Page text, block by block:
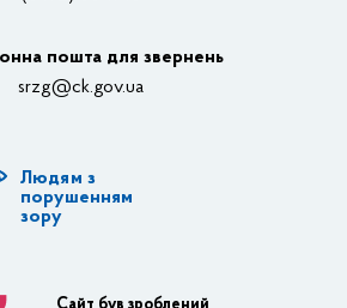
підрозділи ОДА
ОДА
пошта для звернень
srzg@ck.gov.ua
Людям з
порушенням
зору